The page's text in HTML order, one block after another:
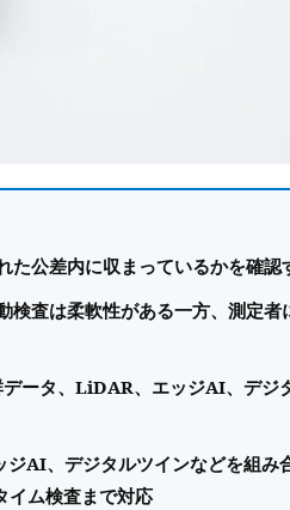
公差内に収まっているかを確認
査は柔軟性がある一方、測定
ータ、LiDAR、エッジAI、デジ
AI、デジタルツインなどを組み
イム検査まで対応